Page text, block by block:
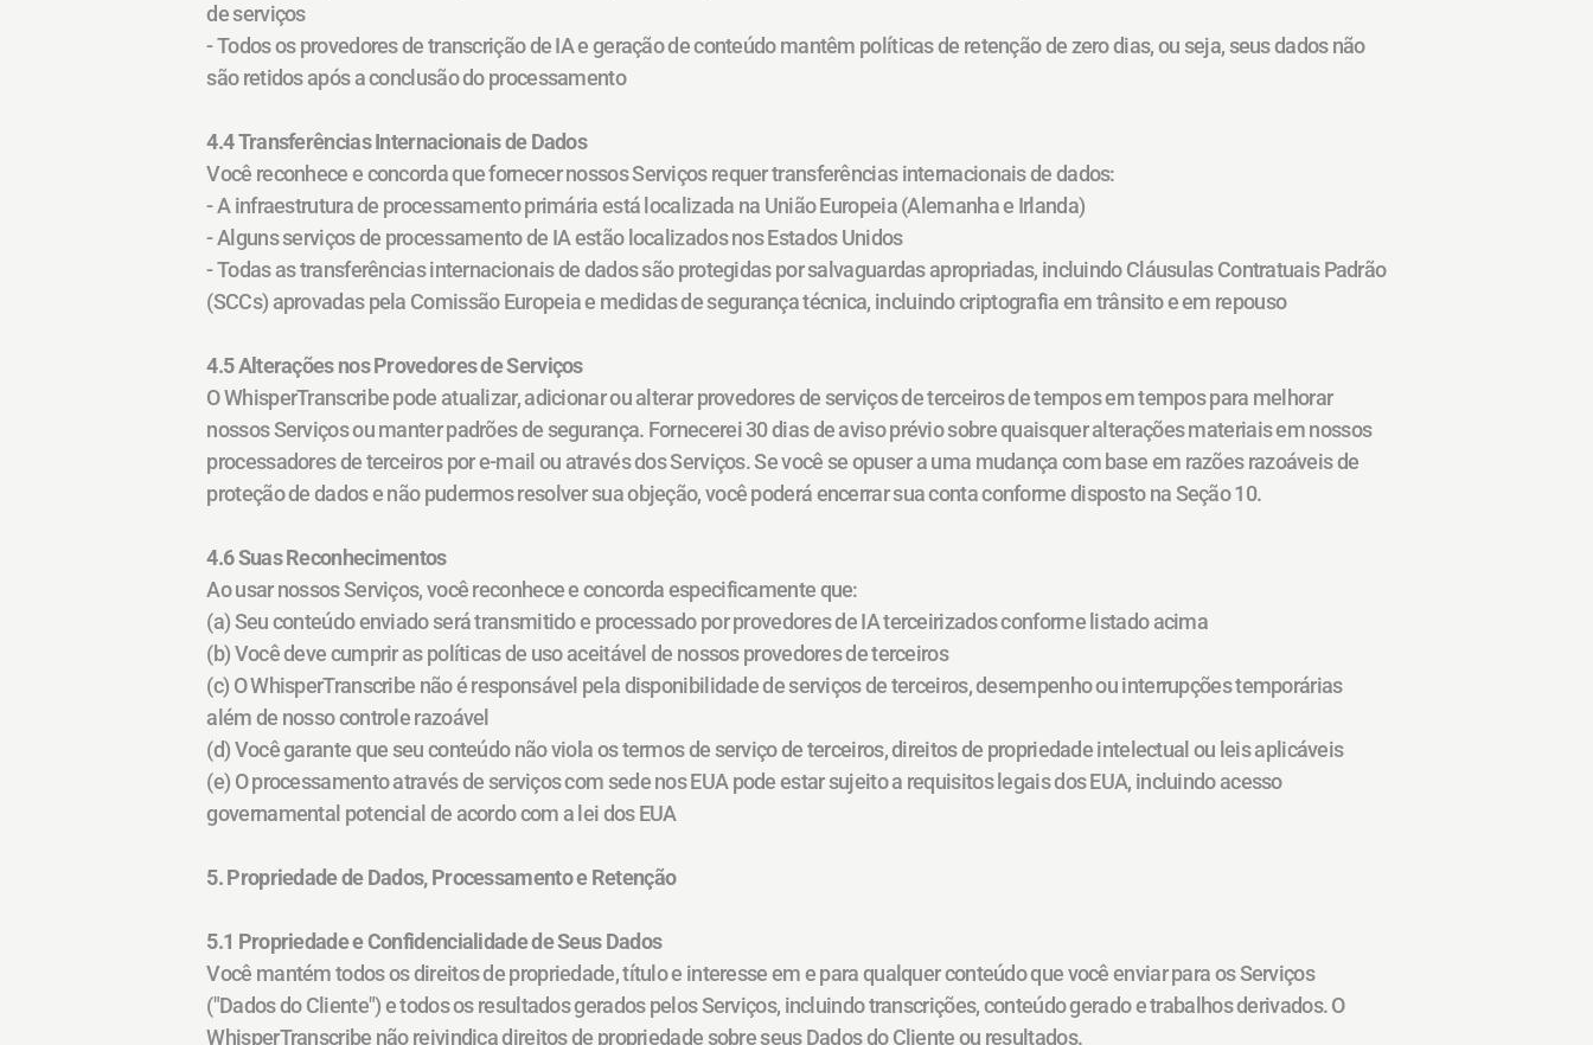
de serviços
- Todos os provedores de transcrição de IA e geração de conteúdo mantêm políticas de retenção de zero dias, ou seja, seus dados não
são retidos após a conclusão do processamento
4.4 Transferências Internacionais de Dados
Você reconhece e concorda que fornecer nossos Serviços requer transferências internacionais de dados:
- A infraestrutura de processamento primária está localizada na União Europeia (Alemanha e Irlanda)
- Alguns serviços de processamento de IA estão localizados nos Estados Unidos
- Todas as transferências internacionais de dados são protegidas por salvaguardas apropriadas, incluindo Cláusulas Contratuais Padrão
(SCCs) aprovadas pela Comissão Europeia e medidas de segurança técnica, incluindo criptografia em trânsito e em repouso
4.5 Alterações nos Provedores de Serviços
O WhisperTranscribe pode atualizar, adicionar ou alterar provedores de serviços de terceiros de tempos em tempos para melhorar
nossos Serviços ou manter padrões de segurança. Fornecerei 30 dias de aviso prévio sobre quaisquer alterações materiais em nossos
processadores de terceiros por e-mail ou através dos Serviços. Se você se opuser a uma mudança com base em razões razoáveis de
proteção de dados e não pudermos resolver sua objeção, você poderá encerrar sua conta conforme disposto na Seção 10.
4.6 Suas Reconhecimentos
Ao usar nossos Serviços, você reconhece e concorda especificamente que:
(a) Seu conteúdo enviado será transmitido e processado por provedores de IA terceirizados conforme listado acima
(b) Você deve cumprir as políticas de uso aceitável de nossos provedores de terceiros
(c) O WhisperTranscribe não é responsável pela disponibilidade de serviços de terceiros, desempenho ou interrupções temporárias
além de nosso controle razoável
(d) Você garante que seu conteúdo não viola os termos de serviço de terceiros, direitos de propriedade intelectual ou leis aplicáveis
(e) O processamento através de serviços com sede nos EUA pode estar sujeito a requisitos legais dos EUA, incluindo acesso
governamental potencial de acordo com a lei dos EUA
5. Propriedade de Dados, Processamento e Retenção
5.1 Propriedade e Confidencialidade de Seus Dados
Você mantém todos os direitos de propriedade, título e interesse em e para qualquer conteúdo que você enviar para os Serviços
("Dados do Cliente") e todos os resultados gerados pelos Serviços, incluindo transcrições, conteúdo gerado e trabalhos derivados. O
WhisperTranscribe não reivindica direitos de propriedade sobre seus Dados do Cliente ou resultados.